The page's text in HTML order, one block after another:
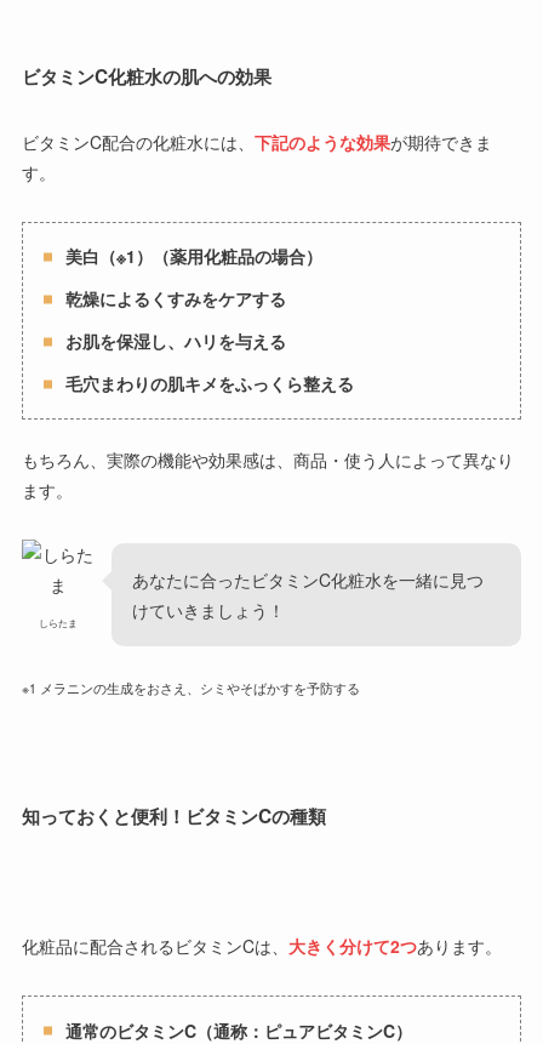
ビタミンC化粧水の肌への効果
ビタミンC配合の化粧水には、 下記のような効果が期待できま
す。
美白（※1）（薬用化粧品の場合）
乾燥によるくすみをケアする
お肌を保湿し、ハリを与える
毛穴まわりの肌キメをふっくら整える
もちろん、実際の機能や効果感は、商品・使う人によって異なり
ます。
しらたま
あなたに合ったビタミンC化粧水を一緒に見つ
けていきましょう！
※1 メラニンの生成をおさえ、シミやそばかすを予防する
知っておくと便利！ビタミンCの種類
化粧品に配合されるビタミンCは、 大きく分けて2つあります。
通常のビタミンC（通称：ピュアビタミンC）